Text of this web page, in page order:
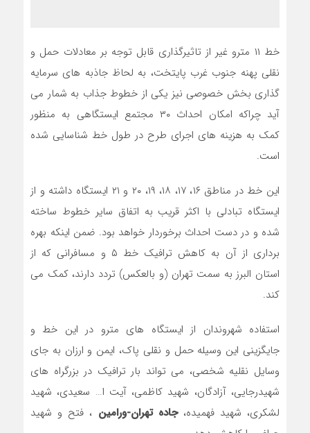
خط ۱۱ مترو غیر از تاثیرگذاری قابل توجه بر معادلات حمل و
نقلی پهنه جنوب غرب پایتخت، به لحاظ جاذبه های سرمایه
گذاری بخش خصوصی نیز یکی از خطوط جذاب به شمار می
آید چراکه امکان احداث ۳۰ مجتمع ایستگاهی به منظور
کمک به هزینه های اجرای طرح در طول خط شناسایی شده
است.
این خط در مناطق ۱۶، ۱۷، ۱۸، ۱۹، ۲۰ و ۲۱ ایستگاه داشته و از
ایستگاه تبادلی با اکثر قریب به اتفاق سایر خطوط ساخته
شده و در دست احداث برخوردار خواهد بود. ضمن اینکه بهره
برداری از آن به کاهش ترافیک خط ۵ و مسافرانی که از
استان البرز به سمت تهران (و بالعکس) تردد دارند، کمک می
کند.
استفاده شهروندان از ایستگاه های مترو در این خط و
جایگزینی این وسیله حمل و نقلی پاک، ایمن و ارزان به جای
وسایل نقلیه شخصی، می تواند بار ترافیک در بزرگراه های
شهیدرجایی، آزادگان، شهید کاظمی، آیت ا… سعیدی، شهید
لشکری، شهید فهمیده،جاده تهران-ورامین ، فتح و شهید